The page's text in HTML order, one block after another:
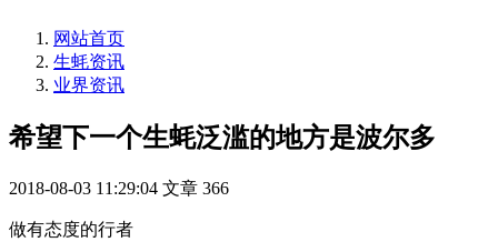
网站首页
生蚝资讯
业界资讯
希望下一个生蚝泛滥的地方是波尔多
2018-08-03 11:29:04 文章 366
做有态度的行者